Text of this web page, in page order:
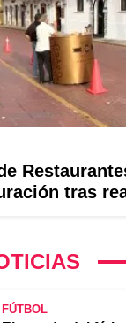
tras
FÚTBOL